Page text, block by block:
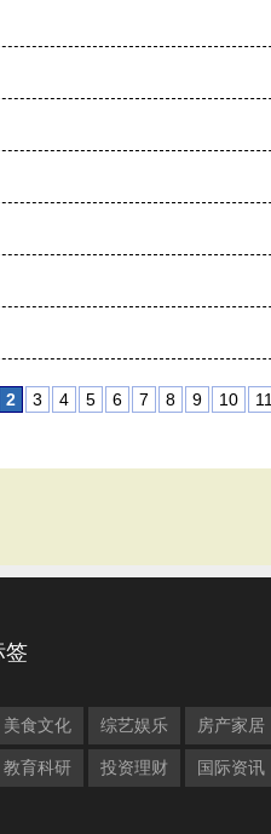
2 3 4 5 6 7 8 9 10 11
签
美食文化 综艺娱乐 房产家居
教育科研 投资理财 国际资讯